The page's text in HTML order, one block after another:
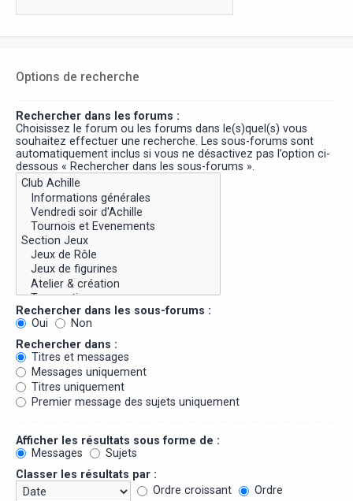
Options de recherche
Rechercher dans les forums :
Choisissez le forum ou les forums dans le(s)quel(s) vous
souhaitez effectuer une recherche. Les sous-forums sont
automatiquement inclus si vous ne désactivez pas l’option ci-
dessous « Rechercher dans les sous-forums ».
Rechercher dans les sous-forums :
Oui
Non
Rechercher dans :
Titres et messages
Messages uniquement
Titres uniquement
Premier message des sujets uniquement
Afficher les résultats sous forme de :
Messages
Sujets
Classer les résultats par :
Ordre croissant
Ordre